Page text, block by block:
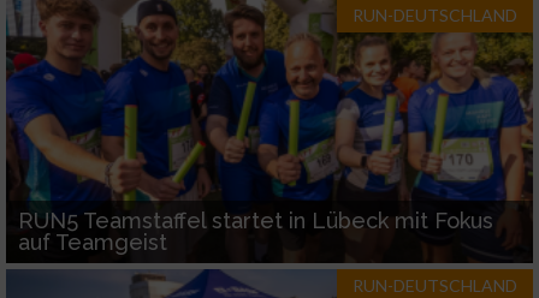
RUN-DEUTSCHLAND
RUN5 Teamstaffel startet in Lübeck mit Fokus
auf Teamgeist
RUN-DEUTSCHLAND